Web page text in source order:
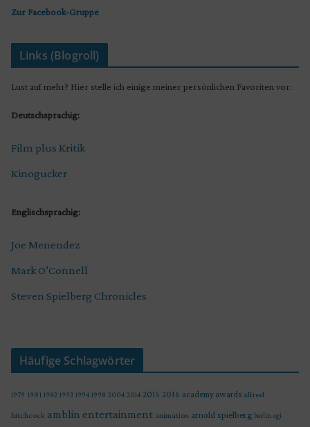
Zur Facebook-Gruppe
Links (Blogroll)
Lust auf mehr? Hier stelle ich einige meiner persönlichen Favoriten vor:
Deutschsprachig:
Film plus Kritik
Kinogucker
Englischsprachig:
Joe Menendez
Mark O’Connell
Steven Spielberg Chronicles
Häufige Schlagwörter
1979 1981 1982 1993 1994 1998 2004 2014 2015 2016 academy awards alfred
hitchcock amblin entertainment animation arnold spielberg berlin cgi